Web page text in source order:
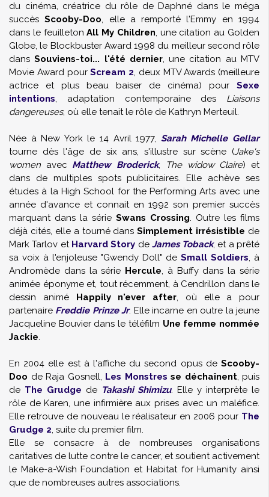
du cinéma, créatrice du rôle de Daphné dans le méga
succèsScooby-Doo, elle a remporté l'Emmy en 1994
dans le feuilletonAll My Children, une citation au Golden
Globe, le Blockbuster Award 1998 du meilleur second rôle
dansSouviens-toi... l'été dernier, une citation au MTV
Movie Award pourScream 2, deux MTV Awards (meilleure
actrice et plus beau baiser de cinéma) pour Sexe
intentions, adaptation contemporaine des Liaisons
dangereuses, où elle tenait le rôle de Kathryn Merteuil.
Née à New York le 14 Avril 1977, Sarah Michelle Gellar
tourne dès l'âge de six ans, s'illustre sur scène (Jake's
women avec Matthew Broderick, The widow Claire) et
dans de multiples spots publicitaires. Elle achève ses
études à la High School for the Performing Arts avec une
année d'avance et connait en 1992 son premier succès
marquant dans la série Swans Crossing. Outre les films
déjà cités, elle a tourné dansSimplement irrésistible de
Mark Tarlov et Harvard Story de James Toback, et a prêté
sa voix à l'enjoleuse "Gwendy Doll" de Small Soldiers, à
Andromède dans la série Hercule, à Buffy dans la série
animée éponyme et, tout récemment, à Cendrillon dans le
dessin animé Happily n'ever after, où elle a pour
partenaire Freddie Prinze Jr. Elle incarne en outre la jeune
Jacqueline Bouvier dans le téléfilm Une femme nommée
Jackie.
En 2004 elle est à l'affiche du second opus de Scooby-
Doo de Raja Gosnell, Les Monstres se déchaînent, puis
de The Grudge de Takashi Shimizu. Elle y interprète le
rôle de Karen, une infirmière aux prises avec un maléfice.
Elle retrouve de nouveau le réalisateur en 2006 pour The
Grudge 2, suite du premier film.
Elle se consacre à de nombreuses organisations
caritatives de lutte contre le cancer, et soutient activement
le Make-a-Wish Foundation et Habitat for Humanity ainsi
que de nombreuses autres associations.